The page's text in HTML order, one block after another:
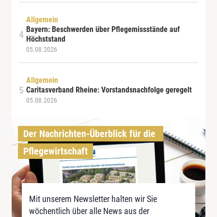
Allgemein
Bayern: Beschwerden über Pflegemissstände auf
Höchststand
05.08.2026
Allgemein
Caritasverband Rheine: Vorstandsnachfolge geregelt
05.08.2026
Der Nachrichten-Überblick für die
Pflegewirtschaft
Mit unserem Newsletter halten wir Sie
wöchentlich über alle News aus der